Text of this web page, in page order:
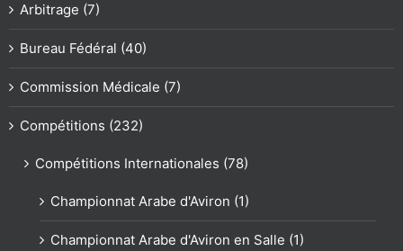
Arbitrage (7)
Bureau Fédéral (40)
Commission Médicale (7)
Compétitions (232)
Compétitions Internationales (78)
Championnat Arabe d'Aviron (1)
Championnat Arabe d'Aviron en Salle (1)